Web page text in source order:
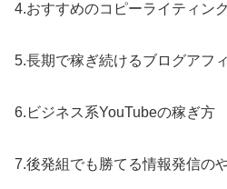
4.おすすめのコピーライティン
5.長期で稼ぎ続けるブログアフ
6.ビジネス系YouTubeの稼ぎ方
7.後発組でも勝てる情報発信の